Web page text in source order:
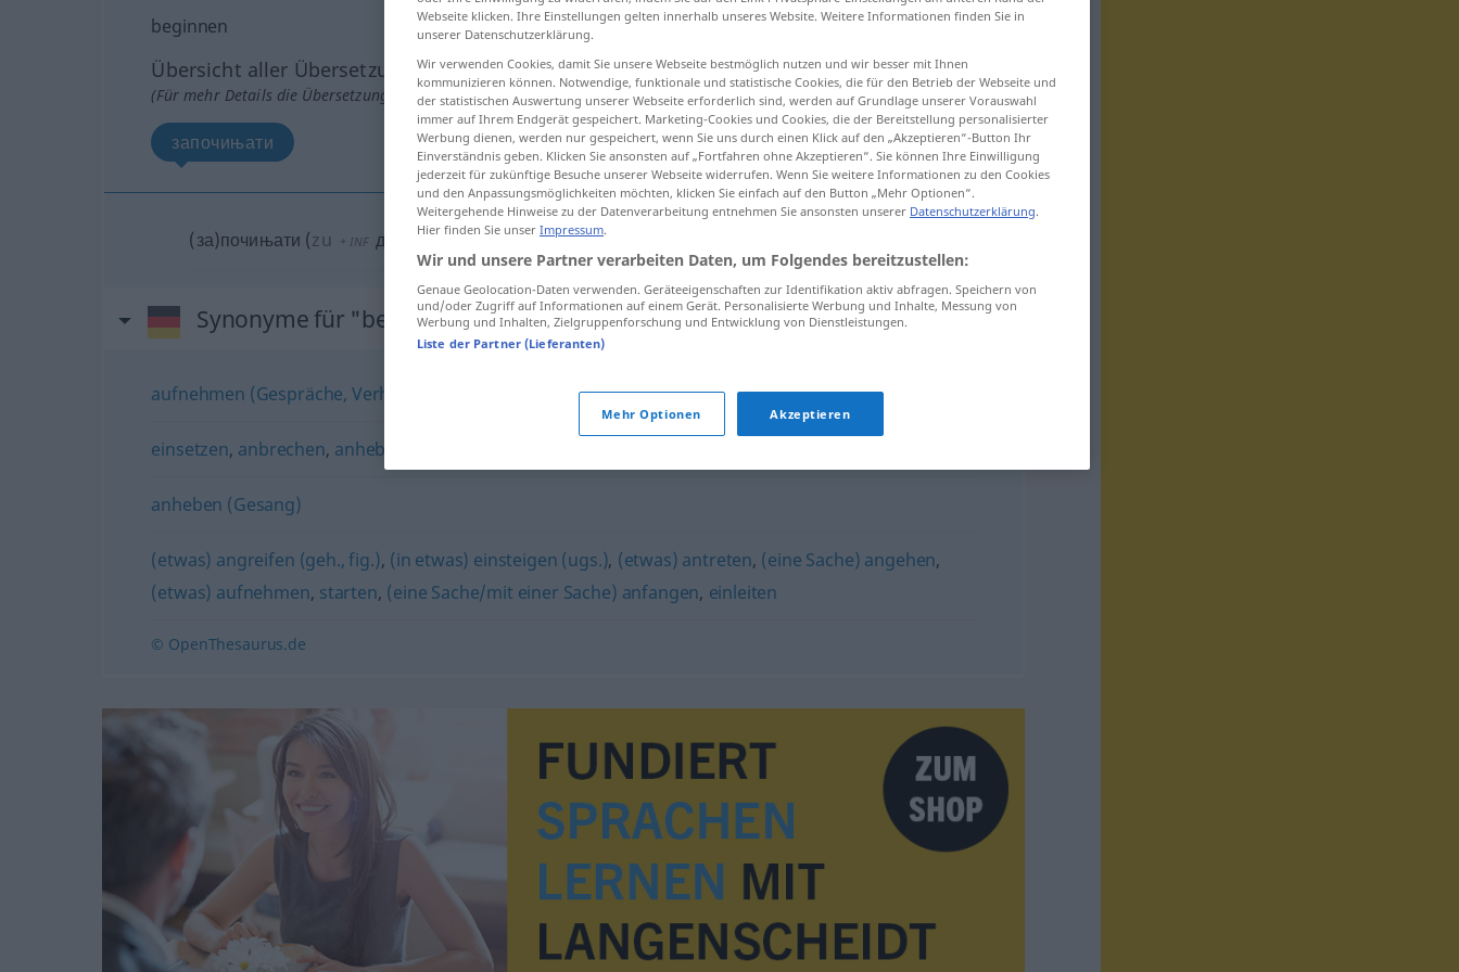
beginnen
Übersicht aller Übersetzungen
(Für mehr Details die Übersetzung anklicken/antippen)
започињати
(за)почињати (zu + INF да са )
Synonyme für "beginnen"
aufnehmen (Gespräche, Verhandlungen, die Arbeit) ,eröffnen (Diskussion)
einsetzen, anbrechen, anheben (geh.)
anheben (Gesang)
(etwas) angreifen (geh., fig.), (in etwas) einsteigen (ugs.), (etwas) antreten, (eine Sache) angehen,
(etwas) aufnehmen, starten, (eine Sache/mit einer Sache) anfangen, einleiten
© OpenThesaurus.de
Webseite klicken. Ihre Einstellungen gelten innerhalb unseres Website. Weitere Informationen finden Sie in
unserer Datenschutzerklärung.
Wir verwenden Cookies, damit Sie unsere Webseite bestmöglich nutzen und wir besser mit Ihnen
kommunizieren können. Notwendige, funktionale und statistische Cookies, die für den Betrieb der Webseite und
der statistischen Auswertung unserer Webseite erforderlich sind, werden auf Grundlage unserer Vorauswahl
immer auf Ihrem Endgerät gespeichert. Marketing-Cookies und Cookies, die der Bereitstellung personalisierter
Werbung dienen, werden nur gespeichert, wenn Sie uns durch einen Klick auf den „Akzeptieren“-Button Ihr
Einverständnis geben. Klicken Sie ansonsten auf „Fortfahren ohne Akzeptieren“. Sie können Ihre Einwilligung
jederzeit für zukünftige Besuche unserer Webseite widerrufen. Wenn Sie weitere Informationen zu den Cookies
und den Anpassungsmöglichkeiten möchten, klicken Sie einfach auf den Button „Mehr Optionen“.
Weitergehende Hinweise zu der Datenverarbeitung entnehmen Sie ansonsten unserer Datenschutzerklärung.
Hier finden Sie unser Impressum.
Wir und unsere Partner verarbeiten Daten, um Folgendes bereitzustellen:
Genaue Geolocation-Daten verwenden. Geräteeigenschaften zur Identifikation aktiv abfragen. Speichern von
und/oder Zugriff auf Informationen auf einem Gerät. Personalisierte Werbung und Inhalte, Messung von
Werbung und Inhalten, Zielgruppenforschung und Entwicklung von Dienstleistungen.
Liste der Partner (Lieferanten)
Mehr Optionen Akzeptieren